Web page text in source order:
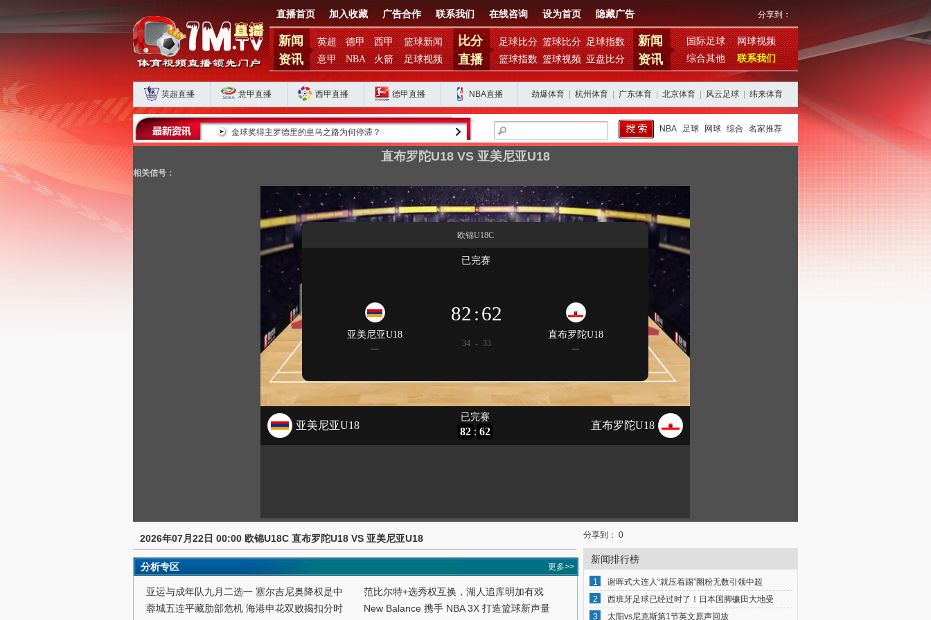
直播首页 加入收藏 广告合作 联系我们 在线咨询 设为首页 隐藏广告 分享到： 0
新闻
资讯
英超 德甲 西甲
篮球新闻
意甲
NBA 火箭 足球视频
比分
直播
足球比分 篮球比分 足球指数
篮球指数 篮球视频 亚盘比分
新闻
资讯
国际足球
网球视频
综合其他
联系我们
英超直播 意甲直播 西甲直播 德甲直播 NBA直播 劲爆体育 杭州体育 广东体育 北京体育 风云足球 纬来体育
巅峰 金球奖得主罗德里的皇马之路为何停滞？ 西班牙阿根廷再续恩怨，期待欧美杯对决 穆里尼奥开启皇马新篇章，阿森西奥遭冷落 从亚特兰大到新球队，加拉尔萨的转会
NBA 足球 网球 综合 名家推荐
直布罗陀U18 VS 亚美尼亚U18
相关信号：
2026年07月22日 00:00 欧锦U18C 直布罗陀U18 VS 亚美尼亚U18
分析专区 更多>>
亚运与成年队九月二选一 塞尔吉尼奥降权是中
蓉城五连平藏肋部危机 海港申花双败揭扣分时
范比尔特+选秀权互换，湖人追库明加有戏
New Balance 携手 NBA 3X 打造篮球新声量
分享到： 0
新闻排行榜
1
谢晖式大连人“就压着踢”圈粉无数引领中超
2
西班牙足球已经过时了！日本国脚镰田大地受
3
太阳vs尼克斯第1节英文原声回放